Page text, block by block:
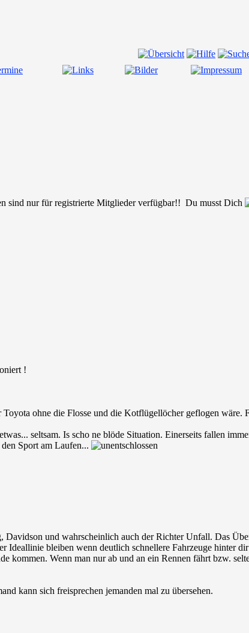
sind nur für registrierte Mitglieder verfügbar!! Du musst Dich
!
ohne die Flosse und die Kotflügellöcher geflogen wäre.
seltsam. Is scho ne blöde Situation. Einerseits fallen
Sport am Laufen...
und wahrscheinlich auch der Richter Unfall. Das
Ideallinie bleiben wenn deutlich schnellere Fahrzeuge hinter
kommen. Wenn man nur ab und an ein Rennen fährt bzw.
kann sich freisprechen jemanden mal zu übersehen.